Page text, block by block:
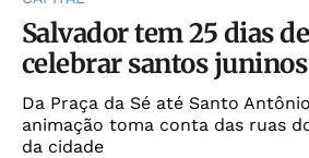
Salvador tem 25 dias
celebrar santos juninos
Da Praça da Sé até Santo
animação toma conta das ruas
da cidade